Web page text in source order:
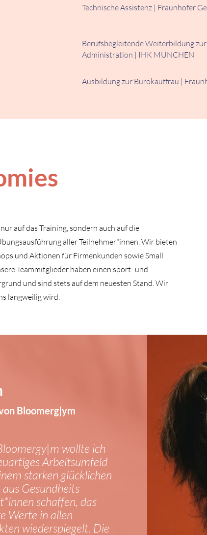
Technische Assistenz | Fraunhofer
Berufsbegleitende Weiterbildung
Administration | IHK MÜNCHEN
Ausbildung zur Bürokauffrau |
auf das Training, sondern auch auf die
aller Teilnehmer*innen. Wir bieten
und Aktionen für Firmenkunden sowie Small
Teammitglieder haben einen sport- und
und sind stets auf dem neuesten Stand. Wir
langweilig wird.
Bloomerg|ym
wollte ich
Arbeitsumfeld
starken glücklichen
aus Gesundheits-
schaffen, das
Werte in allen
wiederspiegelt. Die